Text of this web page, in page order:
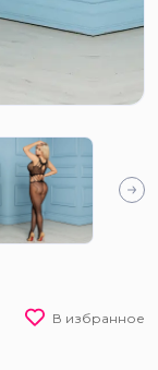
В избранное